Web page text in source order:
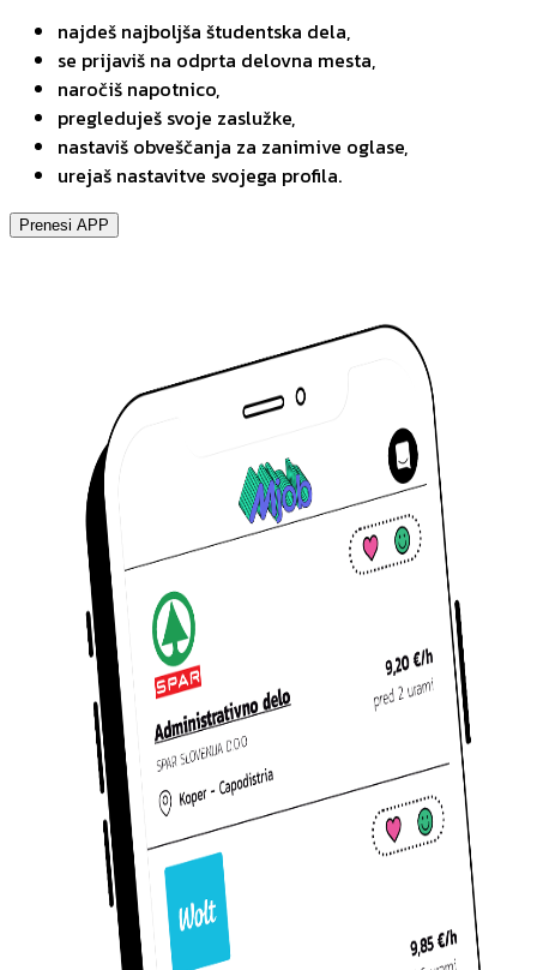
najdeš najboljša študentska dela,
se prijaviš na odprta delovna mesta,
naročiš napotnico,
pregleduješ svoje zaslužke,
nastaviš obveščanja za zanimive oglase,
urejaš nastavitve svojega profila.
Prenesi APP